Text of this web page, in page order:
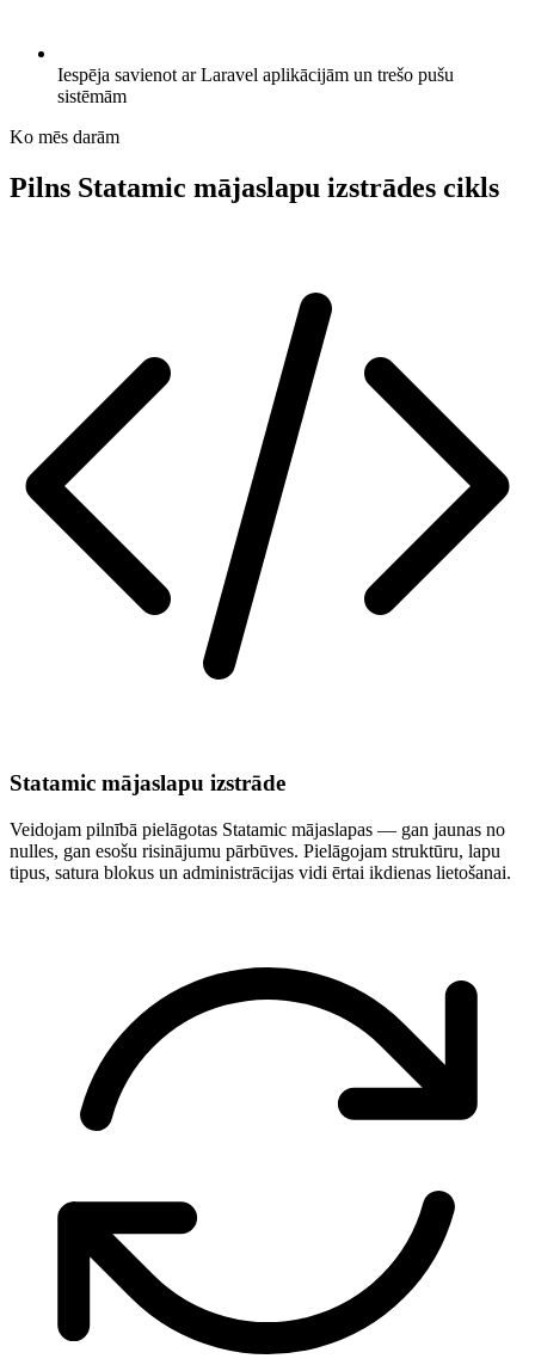
Iespēja savienot ar Laravel aplikācijām un trešo pušu
sistēmām
Ko mēs darām
Pilns Statamic mājaslapu izstrādes cikls
Statamic mājaslapu izstrāde
Veidojam pilnībā pielāgotas Statamic mājaslapas — gan jaunas no
nulles, gan esošu risinājumu pārbūves. Pielāgojam struktūru, lapu
tipus, satura blokus un administrācijas vidi ērtai ikdienas lietošanai.